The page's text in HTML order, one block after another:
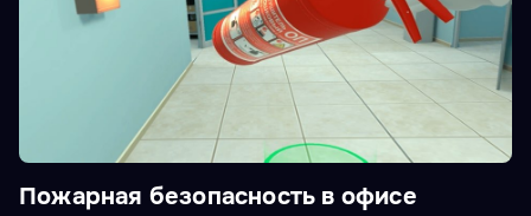
Пожарная безопасность в офисе